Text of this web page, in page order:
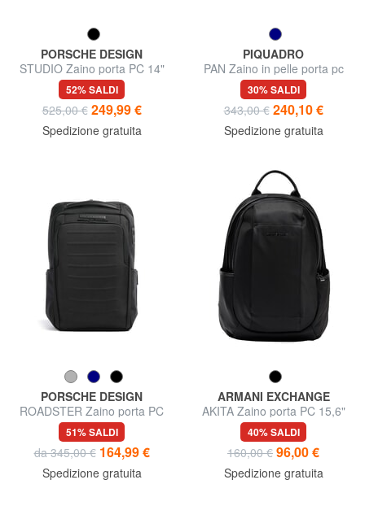
PORSCHE DESIGN
STUDIO Zaino porta PC 14"
52% SALDI
525,00 € 249,99 €
Spedizione gratuita
PIQUADRO
PAN Zaino in pelle porta pc
15"
30% SALDI
343,00 € 240,10 €
Spedizione gratuita
PORSCHE DESIGN
ROADSTER Zaino porta PC
13"
51% SALDI
da 345,00 € 164,99 €
Spedizione gratuita
ARMANI EXCHANGE
AKITA Zaino porta PC 15,6"
40% SALDI
160,00 € 96,00 €
Spedizione gratuita